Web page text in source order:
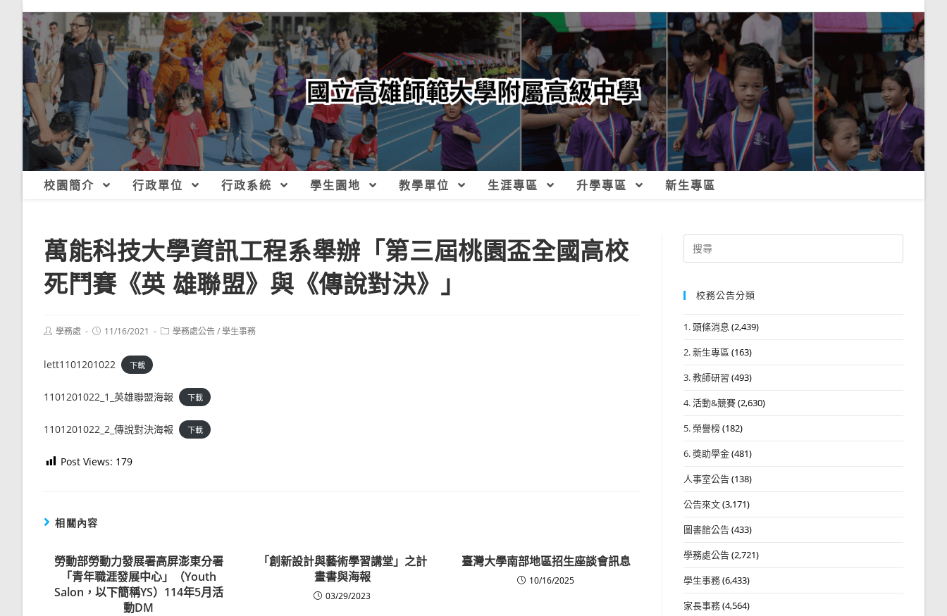
校園簡介 行政單位 行政系統 學生園地 教學單位 生涯專區 升學專區 新生專區
萬能科技大學資訊工程系舉辦「第三屆桃園盃全國高校
死鬥賽《英 雄聯盟》與《傳說對決》」
Post學務處
Post11/16/2021
Post學務處公告/學生事務
lett1101201022 下載
1101201022_1_英雄聯盟海報 下載
1101201022_2_傳說對決海報 下載
Post Views: 179
相關內容
勞動部勞動力發展署高屏澎東分署
「青年職涯發展中心」（Youth
Salon，以下簡稱YS）114年5月活
動DM
「創新設計與藝術學習講堂」之計
畫書與海報
03/29/2023
臺灣大學南部地區招生座談會訊息
10/16/2025
Search
for:
校務公告分類
1. 頭條消息 (2,439)
2. 新生專區 (163)
3. 教師研習 (493)
4. 活動&競賽(2,630)
5. 榮譽榜(182)
6. 獎助學金(481)
人事室公告(138)
公告來文(3,171)
圖書館公告(433)
學務處公告(2,721)
學生事務(6,433)
家長事務(4,564)